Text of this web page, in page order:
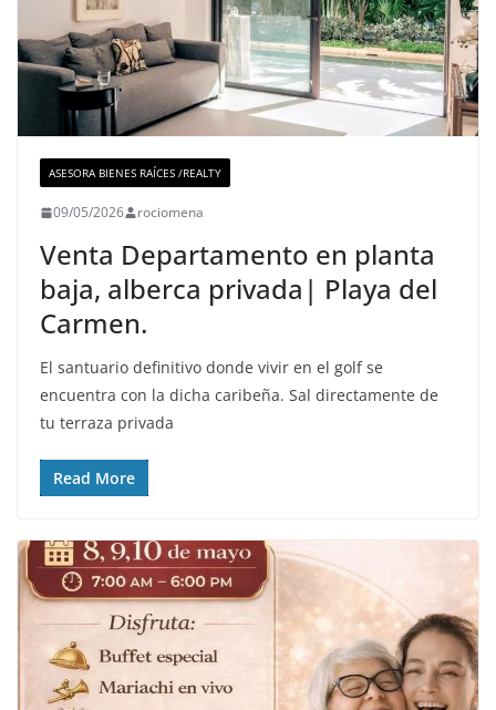
ASESORA BIENES RAÍCES /REALTY
09/05/2026 rociomena
Venta Departamento en planta
baja, alberca privada| Playa del
Carmen.
El santuario definitivo donde vivir en el golf se
encuentra con la dicha caribeña. Sal directamente de
tu terraza privada
Read More